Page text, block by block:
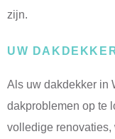
zijn.
UW
Als uw dakdekker in
dakproblemen op te
volledige